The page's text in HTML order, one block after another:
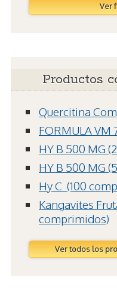
Ver
Productos
Quercitina
FORMULA
HY B 500 MG
HY B 500 MG
Hy C  (100
Kangavites
comprimidos)
Ver todos los